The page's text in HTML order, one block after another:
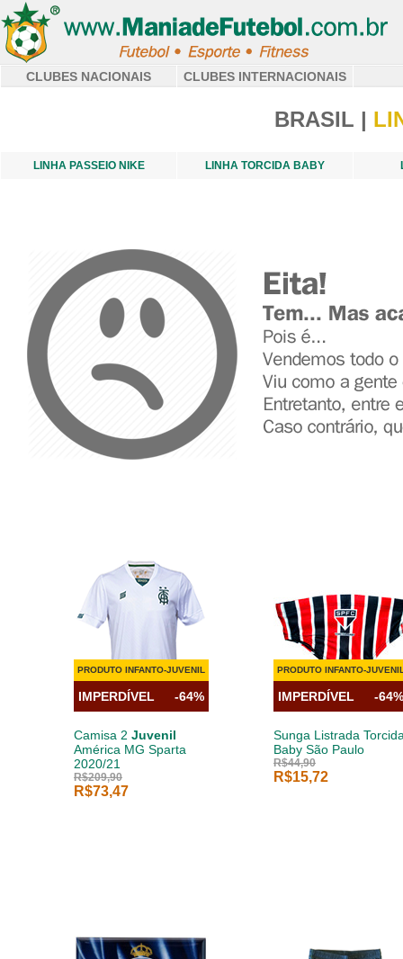
CLUBES NACIONAIS CLUBES INTERNACIONAIS
BRASIL |
LINHA PASSEIO NIKE LINHA TORCIDA BABY
Camisa 2 Juvenil
América MG Sparta
2020/21
R$209,90
R$73,47
IMPERDÍVEL -64%
PRODUTO INFANTO-JUVENIL
Sunga Listrada
Baby São Paulo
R$44,90
R$15,72
IMPERDÍVEL -64%
PRODUTO INFANTO-